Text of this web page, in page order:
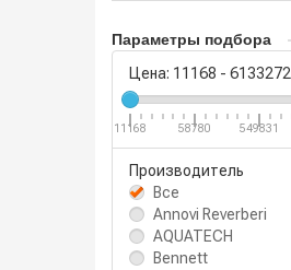
Параметры подбора
Цена: 11168 - 6133272
11168 58780 549831
Производитель
Все
Annovi Reverberi
AQUATECH
Bennett